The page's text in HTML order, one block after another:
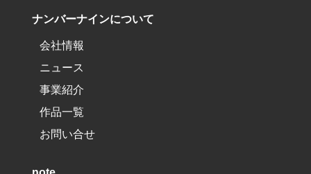
ナンバーナインについて
会社情報
ニュース
事業紹介
作品一覧
お問い合せ